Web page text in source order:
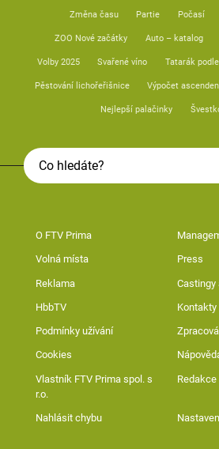
Změna času Partie Počasí
ZOO Nové začátky Auto – katalog
Volby 2025 Svařené víno Tatarák
Pěstování lichořeřišnice Výpočet
Nejlepší palačinky
O FTV Prima
Volná místa Press
Reklama Castingy
HbbTV Kontakty
Podmínky užívání
Cookies
Vlastník FTV Prima spol. s
r.o.
Redakce
Nahlásit chybu